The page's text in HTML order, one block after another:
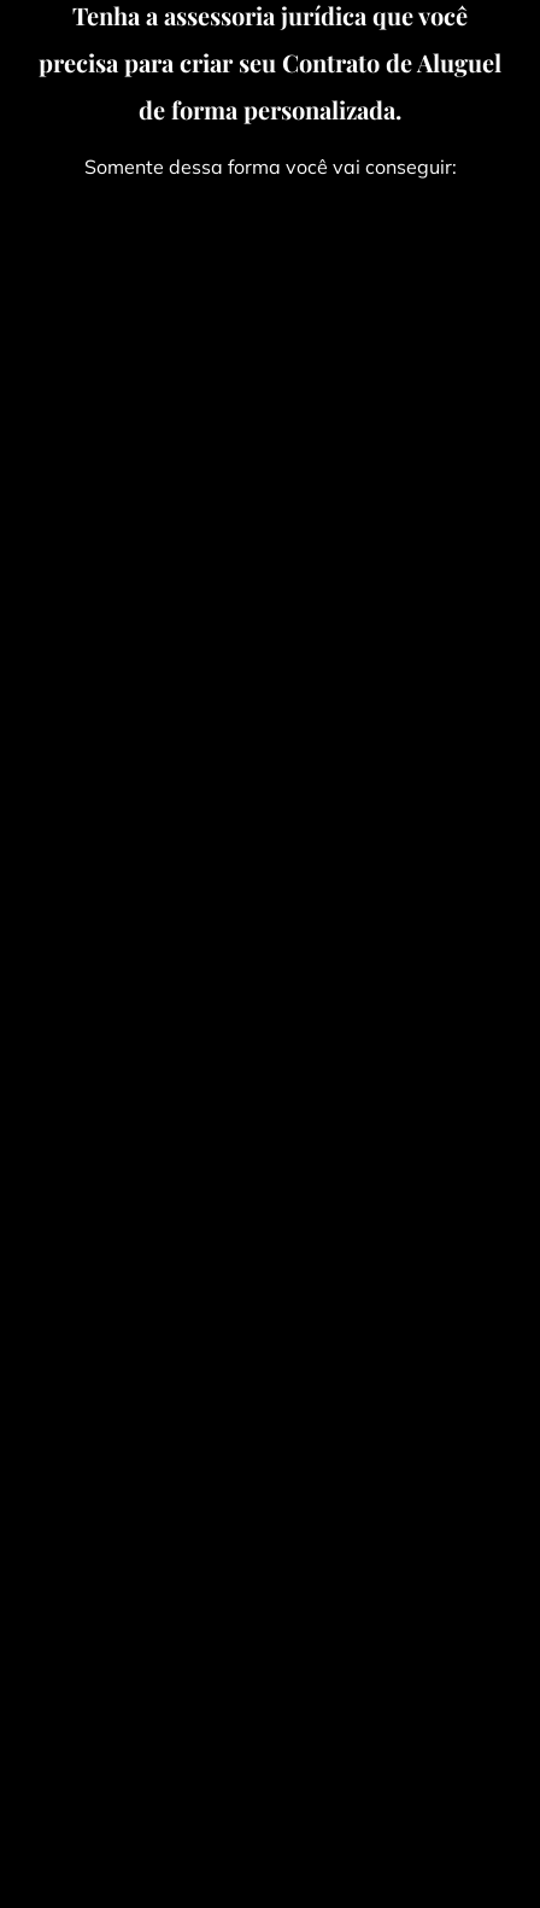
Tenha a assessoria jurídica que você
precisa para criar seu Contrato de Aluguel
de forma personalizada.
Somente dessa forma você vai conseguir: